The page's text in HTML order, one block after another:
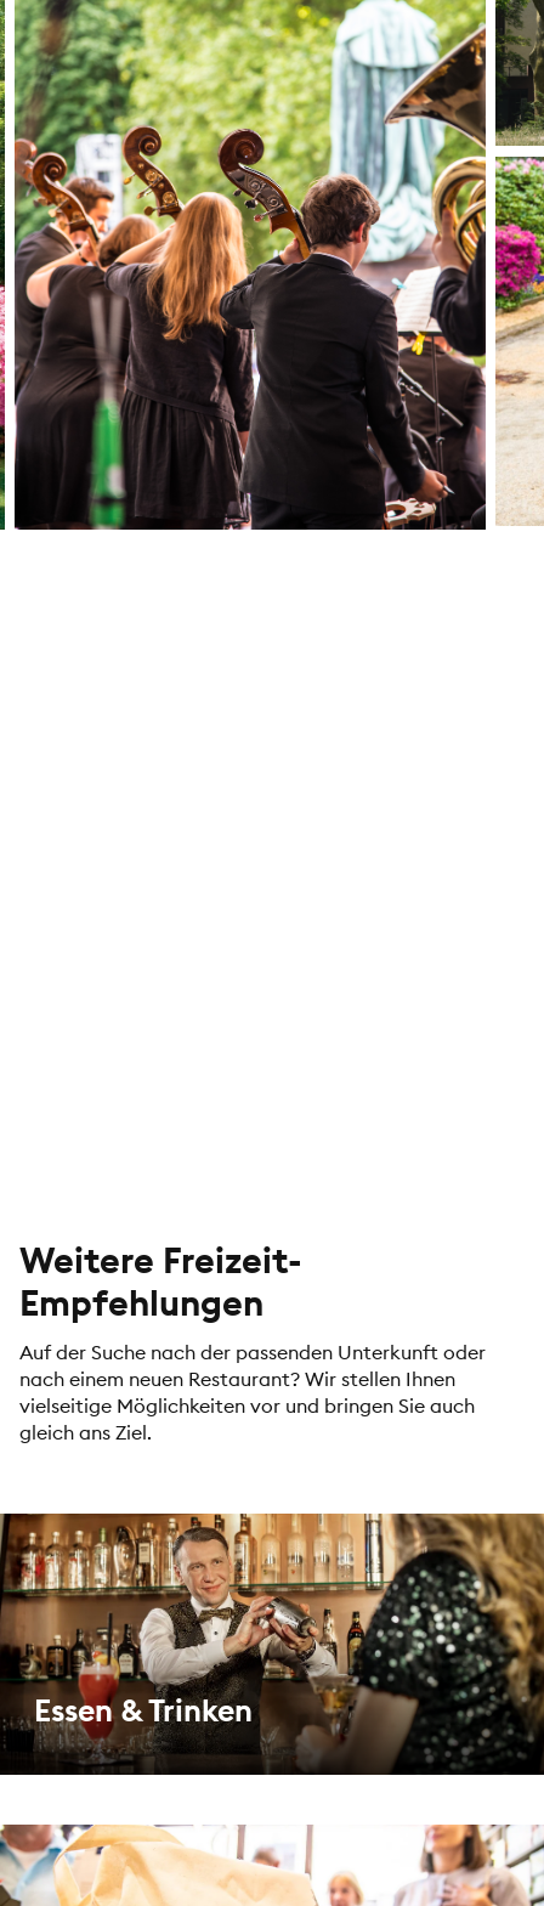
Weitere Freizeit-
Empfehlungen
Auf der Suche nach der passenden Unterkunft oder
nach einem neuen Restaurant? Wir stellen Ihnen
vielseitige Möglichkeiten vor und bringen Sie auch
gleich ans Ziel.
Essen & Trinken